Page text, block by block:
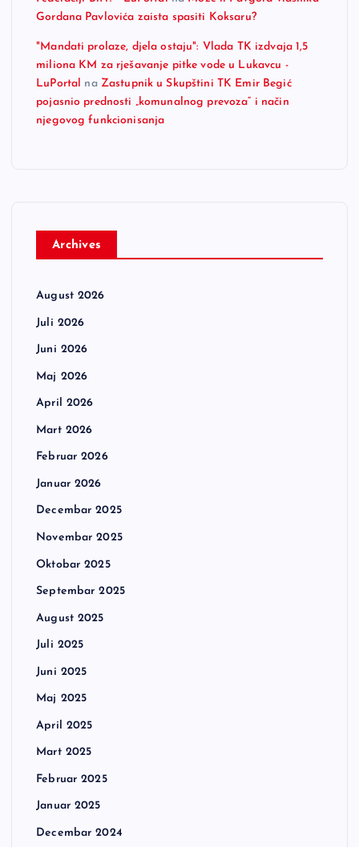
Gordana Pavlovića zaista spasiti Koksaru?
"Mandati prolaze, djela ostaju": Vlada TK izdvaja 1,5
miliona KM za rješavanje pitke vode u Lukavcu -
LuPortal na Zastupnik u Skupštini TK Emir Begić
pojasnio prednosti „komunalnog prevoza“ i način
njegovog funkcionisanja
Archives
August 2026
Juli 2026
Juni 2026
Maj 2026
April 2026
Mart 2026
Februar 2026
Januar 2026
Decembar 2025
Novembar 2025
Oktobar 2025
Septembar 2025
August 2025
Juli 2025
Juni 2025
Maj 2025
April 2025
Mart 2025
Februar 2025
Januar 2025
Decembar 2024